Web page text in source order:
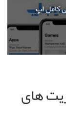
کامل اپ
های